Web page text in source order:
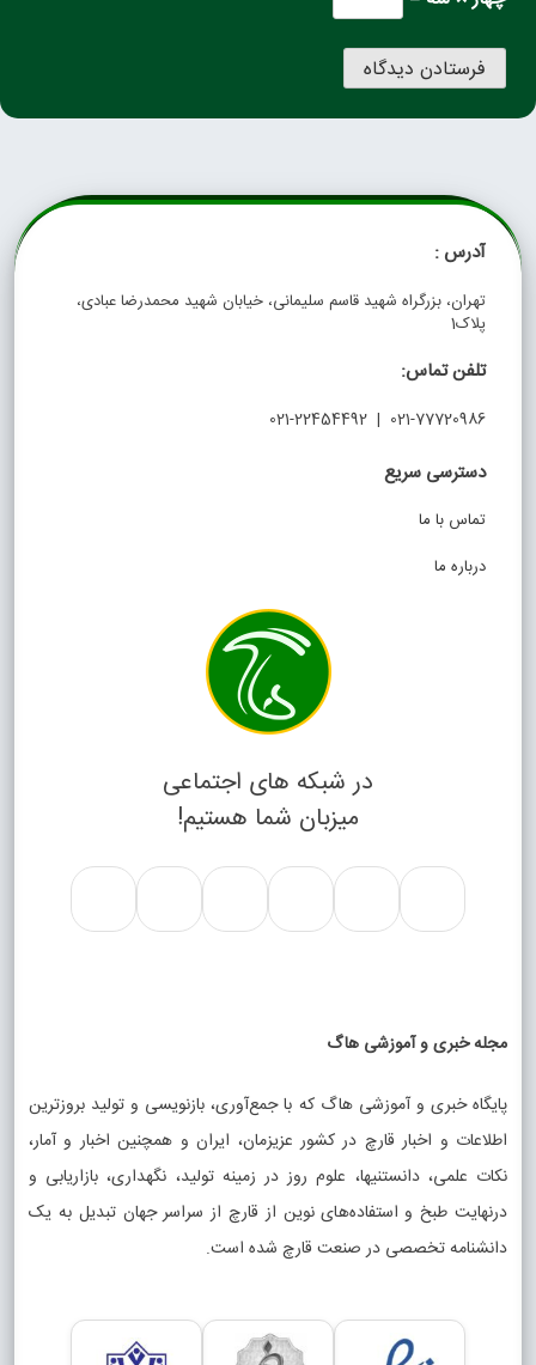
آدرس :
تهران، بزرگراه شهید قاسم سلیمانی، خیابان شهید محمدرضا عبادی،
پلاک1
تلفن تماس:
021-77720986 | 021-22454492
دسترسی سریع
تماس با ما
درباره ما
در شبکه های اجتماعی
میزبان شما هستیم!
مجله خبری و آموزشی هاگ
پایگاه خبری و آموزشی هاگ که با جمع‌آوری، بازنویسی و تولید بروزترین
اطلاعات و اخبار قارچ در کشور عزیزمان، ایران و همچنین اخبار و آمار،
نکات علمی، دانستنیها، علوم روز در زمینه تولید، نگهداری، بازاریابی و
درنهایت طبخ و استفاده‌های نوین از قارچ از سراسر جهان تبدیل به یک
دانشنامه تخصصی در صنعت قارچ شده است.